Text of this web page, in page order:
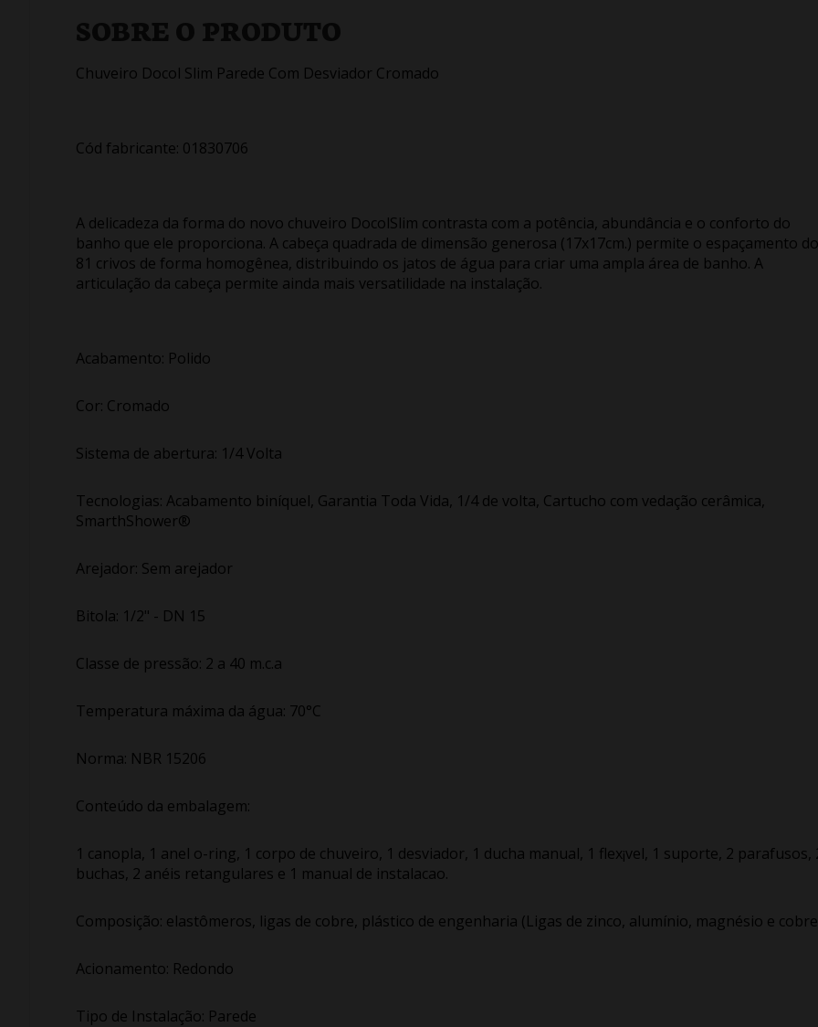
SOBRE O PRODUTO
Chuveiro Docol Slim Parede Com Desviador Cromado
Cód fabricante: 01830706
A delicadeza da forma do novo chuveiro DocolSlim contrasta com a potência, abundância e o conforto do
banho que ele proporciona. A cabeça quadrada de dimensão generosa (17x17cm.) permite o espaçamento
81 crivos de forma homogênea, distribuindo os jatos de água para criar uma ampla área de banho. A
articulação da cabeça permite ainda mais versatilidade na instalação.
Acabamento: Polido
Cor: Cromado
Sistema de abertura: 1/4 Volta
Tecnologias: Acabamento biníquel, Garantia Toda Vida, 1/4 de volta, Cartucho com vedação cerâmica,
SmarthShower®
Arejador: Sem arejador
Bitola: 1/2" - DN 15
Classe de pressão: 2 a 40 m.c.a
Temperatura máxima da água: 70°C
Norma: NBR 15206
Conteúdo da embalagem:
1 canopla, 1 anel o-ring, 1 corpo de chuveiro, 1 desviador, 1 ducha manual, 1 flex¡vel, 1 suporte, 2 parafusos,
buchas, 2 anéis retangulares e 1 manual de instalacao.
Composição: elastômeros, ligas de cobre, plástico de engenharia (Ligas de zinco, alumínio, magnésio e
Acionamento: Redondo
Tipo de Instalação: Parede